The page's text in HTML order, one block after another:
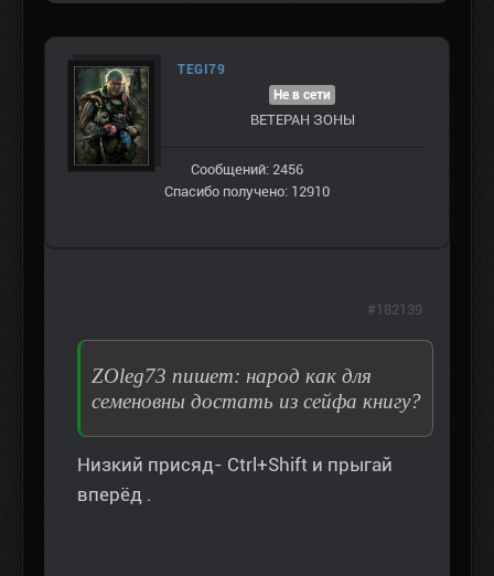
TEGI79
Не в сети
ВЕТЕРАН ЗOНЫ
Сообщений: 2456
Спасибо получено: 12910
ZOleg73 пишет: народ как для
семеновны достать из сейфа книгу?
Низкий присяд- Ctrl+Shift и прыгай
вперёд .
#182139